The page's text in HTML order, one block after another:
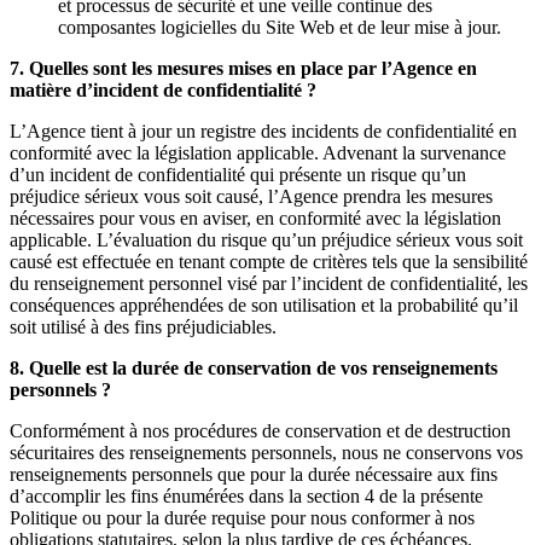
et processus de sécurité et une veille continue des
composantes logicielles du Site Web et de leur mise à jour.
7. Quelles sont les mesures mises en place par l’Agence en
matière d’incident de confidentialité ?
L’Agence tient à jour un registre des incidents de confidentialité en
conformité avec la législation applicable. Advenant la survenance
d’un incident de confidentialité qui présente un risque qu’un
préjudice sérieux vous soit causé, l’Agence prendra les mesures
nécessaires pour vous en aviser, en conformité avec la législation
applicable. L’évaluation du risque qu’un préjudice sérieux vous soit
causé est effectuée en tenant compte de critères tels que la sensibilité
du renseignement personnel visé par l’incident de confidentialité, les
conséquences appréhendées de son utilisation et la probabilité qu’il
soit utilisé à des fins préjudiciables.
8. Quelle est la durée de conservation de vos renseignements
personnels ?
Conformément à nos procédures de conservation et de destruction
sécuritaires des renseignements personnels, nous ne conservons vos
renseignements personnels que pour la durée nécessaire aux fins
d’accomplir les fins énumérées dans la section 4 de la présente
Politique ou pour la durée requise pour nous conformer à nos
obligations statutaires, selon la plus tardive de ces échéances.